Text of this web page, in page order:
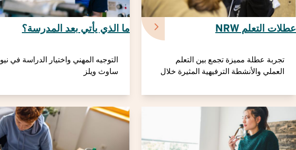
عطلات التعلم NRW
تجربة عطلة مميزة تجمع بين التعلم
العملي والأنشطة الترفيهية المثيرة خلال
ما الذي يأتي بعد المدرسة؟
التوجيه المهني واختيار الدراسة في نيو
ساوث ويلز